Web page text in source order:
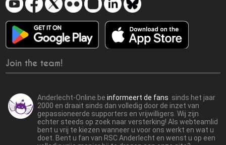
Join the team!
Anderlecht-Online.beinformeert de fans sinds het jaar
2000 en draait sinds dan volledig door de inzet van
gepassioneerde supporters en vrijwilligers. Wij zijn
echter steeds op zoek naar versterking! Als webteamlid
bent u vrij te kiezen wanneer u voor ons werkt en wat u
doet. Bent u fan van RSC Anderlecht en wenst u op een